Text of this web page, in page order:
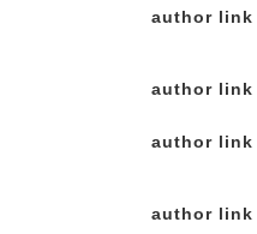
author link
author link
author link
author link